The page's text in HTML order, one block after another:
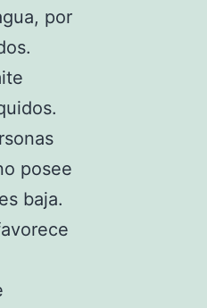
por
posee
baja.